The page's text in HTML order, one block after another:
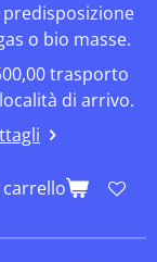
o bio masse.
trasporto
di arrivo.
carrello